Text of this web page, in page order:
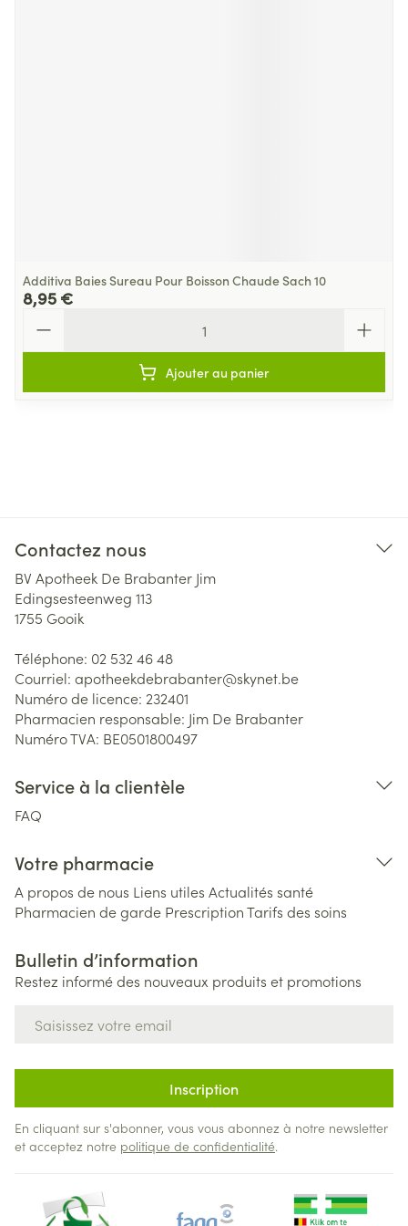
Additiva Baies Sureau Pour Boisson Chaude Sach 10
8,95 €
Ajouter au panier
Contactez nous
BV Apotheek De Brabanter Jim
Edingsesteenweg 113
1755 Gooik
Téléphone: 02 532 46 48
Courriel: apotheekdebrabanter@skynet.be
Numéro de licence: 232401
Pharmacien responsable: Jim De Brabanter
Numéro TVA: BE0501800497
Service à la clientèle
FAQ
Votre pharmacie
A propos de nous Liens utiles Actualités santé
Pharmacien de garde PrescriptionTarifs des soins
Bulletin d’information
Restez informé des nouveaux produits et promotions
Inscription
En cliquant sur s'abonner, vous vous abonnez à notre newsletter
et acceptez notre politique de confidentialité.